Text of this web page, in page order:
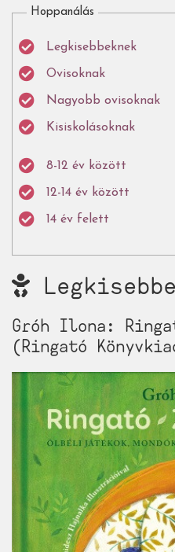
Hoppanálás
Legkisebbeknek
Ovisoknak
Nagyobb ovisoknak
Kisiskolásoknak
8-12 év között
12-14 év között
14 év felett
Gróh Ilona:
(Ringató